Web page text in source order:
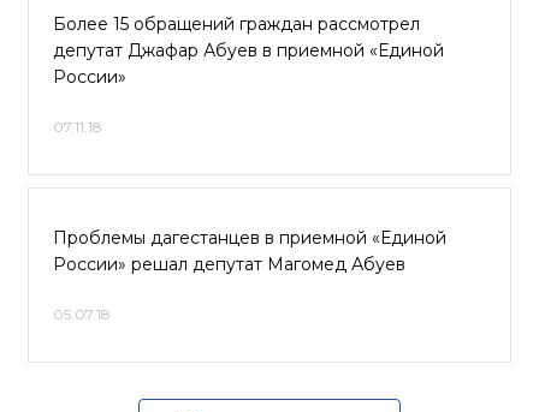
Более 15 обращений граждан рассмотрел
депутат Джафар Абуев в приемной «Единой
России»
07.11.18
Проблемы дагестанцев в приемной «Единой
России» решал депутат Магомед Абуев
05.07.18